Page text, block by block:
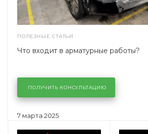
ПОЛЕЗНЫЕ СТАТЬИ
7 марта 2025
Что входит в арматурные работы?
ПОЛУЧИТЬ КОНСУЛЬТАЦИЮ